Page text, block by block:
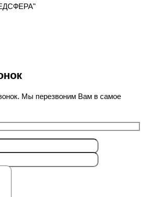
Мы перезвоним Вам в самое